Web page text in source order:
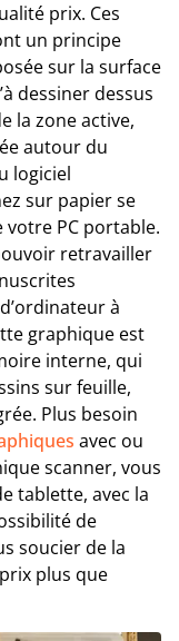
prix. Ces
un principe
sur la surface
dessiner dessus
la zone active,
autour du
logiciel
sur papier se
PC portable.
retravailler
à
graphique est
interne, qui
sur feuille,
Plus besoin
avec ou
scanner, vous
tablette, avec la
de
soucier de la
plus que